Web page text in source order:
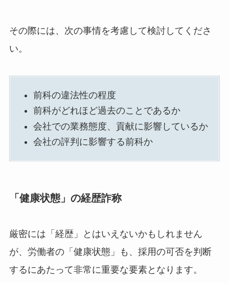
その際には、次の事情を考慮して検討してくださ
い。
前科の違法性の程度
前科がどれほど過去のことであるか
会社での業務態度、貢献に影響しているか
会社の評判に影響する前科か
「健康状態」の経歴詐称
厳密には「経歴」とはいえないかもしれません
が、労働者の「健康状態」も、採用の可否を判断
するにあたって非常に重要な要素となります。